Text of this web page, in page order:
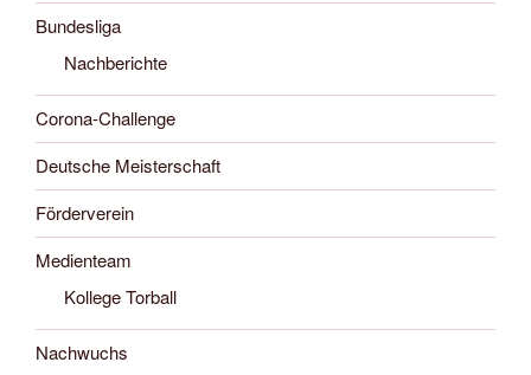
Bundesliga
Nachberichte
Corona-Challenge
Deutsche Meisterschaft
Förderverein
Medienteam
Kollege Torball
Nachwuchs